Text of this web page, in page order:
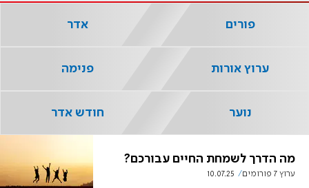
מה הדרך לשמחת החיים עבורכם?
ערוץ 7 פורומים 10.07.25
פורים אדר
ערוץ אורות פנימה
נוער חודש אדר